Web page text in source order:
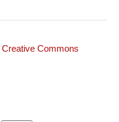
Creative Commons